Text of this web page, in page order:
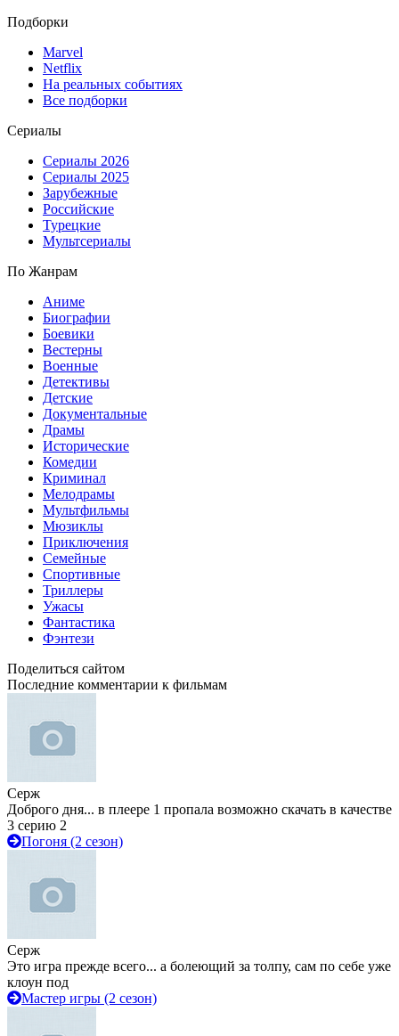
Подборки
Marvel
Netflix
На реальных событиях
Все подборки
Сериалы
Сериалы 2026
Сериалы 2025
Зарубежные
Российские
Турецкие
Мультсериалы
По Жанрам
Аниме
Биографии
Боевики
Вестерны
Военные
Детективы
Детские
Документальные
Драмы
Исторические
Комедии
Криминал
Мелодрамы
Мультфильмы
Мюзиклы
Приключения
Семейные
Спортивные
Триллеры
Ужасы
Фантастика
Фэнтези
Поделиться сайтом
Последние комментарии к фильмам
Серж
Доброго дня... в плеере 1 пропала возможно скачать в качестве
3 серию 2
Погоня (2 сезон)
Серж
Это игра прежде всего... а болеющий за толпу, сам по себе уже
клоун под
Мастер игры (2 сезон)